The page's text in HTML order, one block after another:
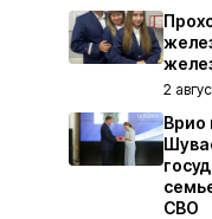
2
Врио
СВО